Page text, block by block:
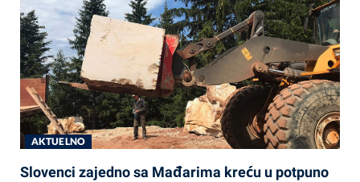
AKTUELNO
Slovenci zajedno sa Mađarima kreću u potpuno